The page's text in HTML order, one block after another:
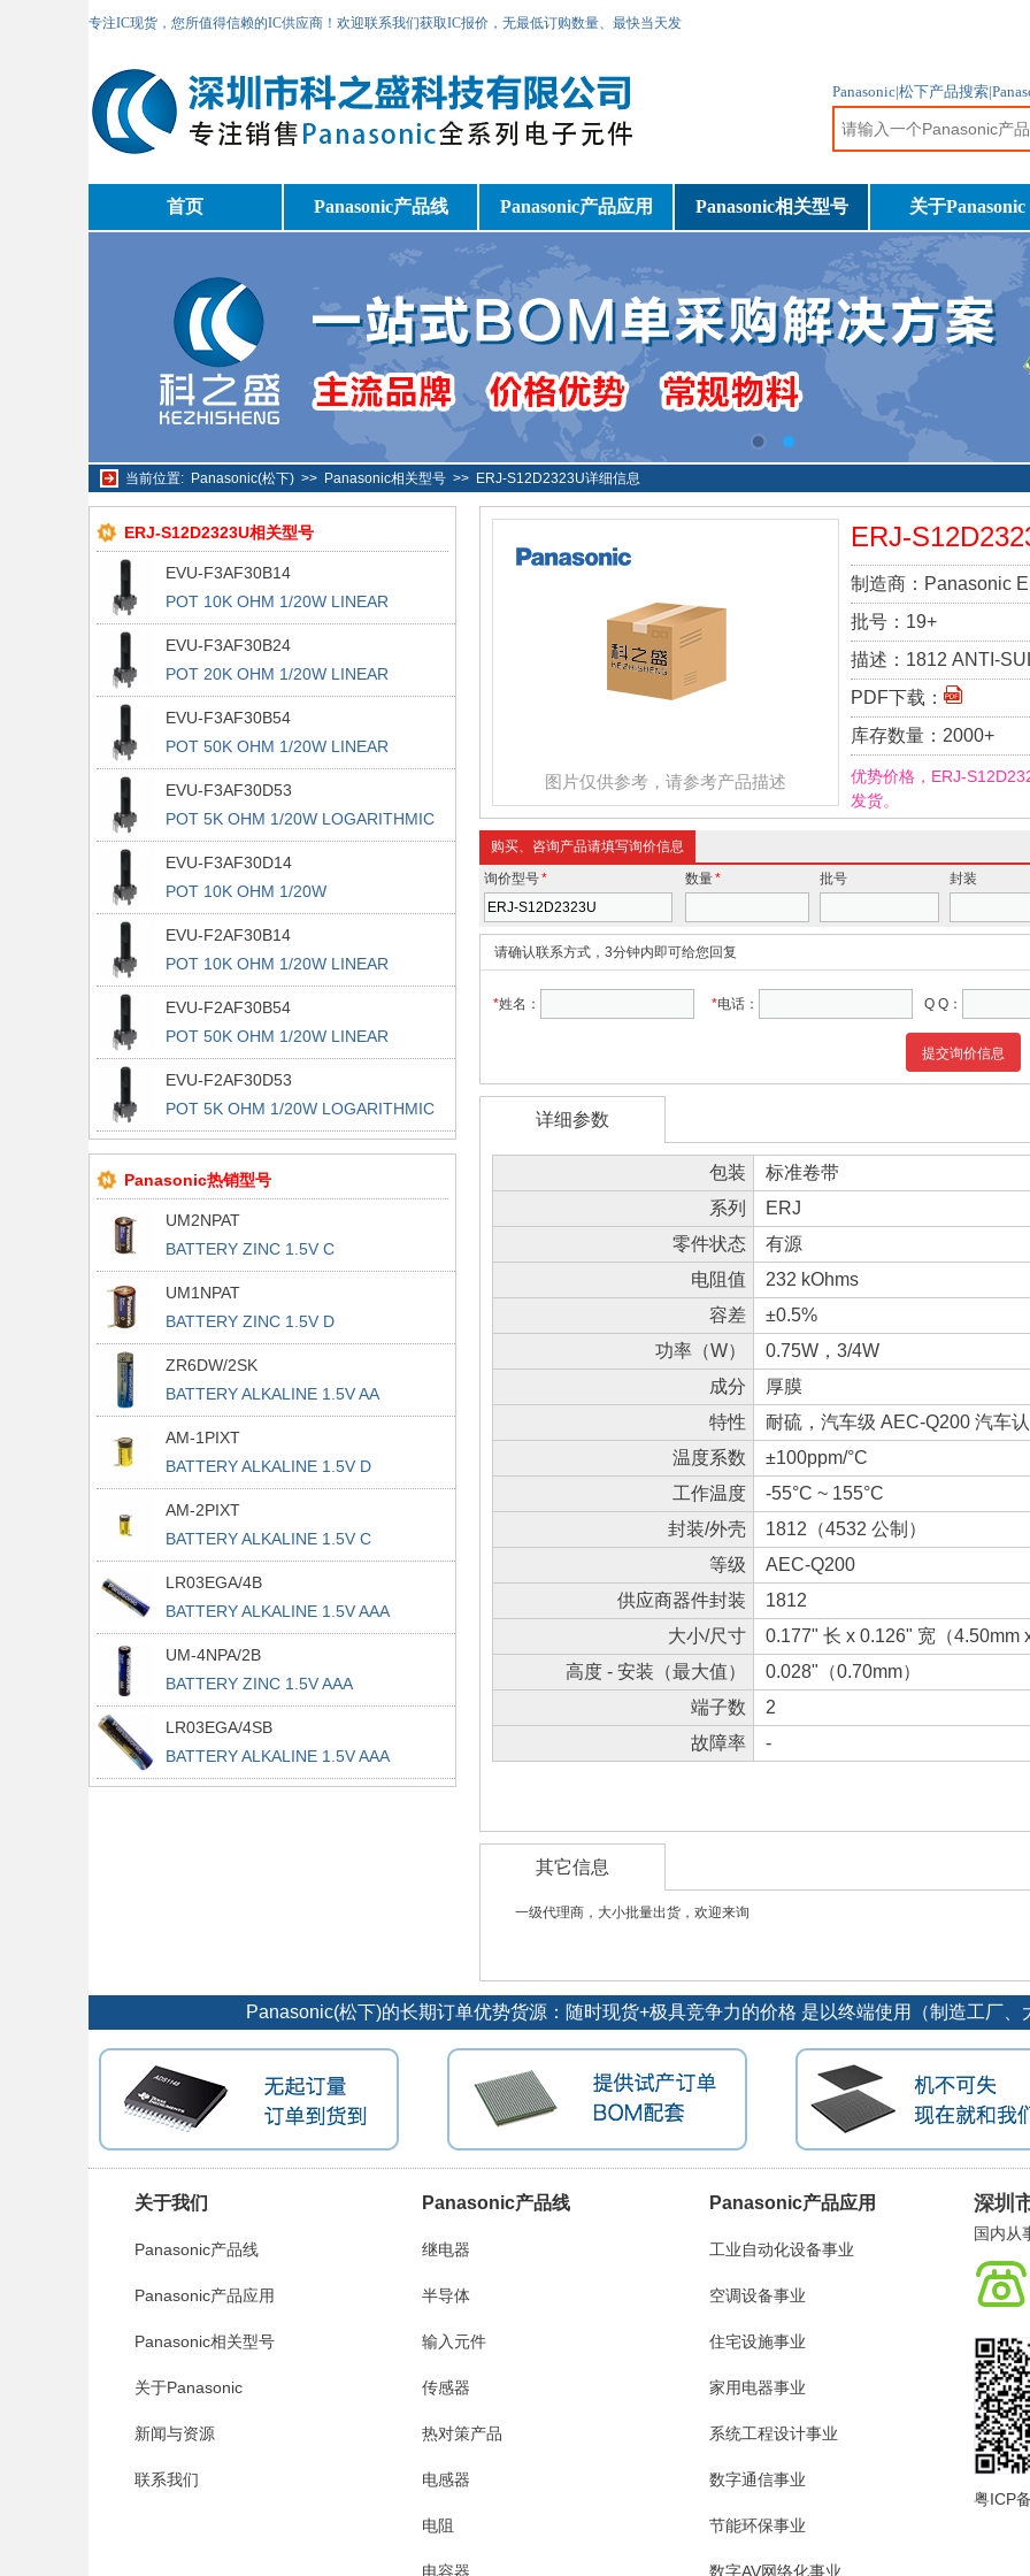
专注IC现货，您所值得信赖的IC供应商！欢迎联系我们获取IC报价，无最低订购数量、最快当天发
Panasonic|松下产品搜索
首页 Panasonic产品线 Panasonic产品应用 Panasonic相关型号 关于Panasonic
当前位置: Panasonic(松下) >> Panasonic相关型号 >> ERJ-S12D2323U详细信息
ERJ-S12D2323U相关型号
EVU-F3AF30B14
POT 10K OHM 1/20W LINEAR
EVU-F3AF30B24
POT 20K OHM 1/20W LINEAR
EVU-F3AF30B54
POT 50K OHM 1/20W LINEAR
EVU-F3AF30D53
POT 5K OHM 1/20W LOGARITHMIC
EVU-F3AF30D14
POT 10K OHM 1/20W
LOGARITHMIC
EVU-F2AF30B14
POT 10K OHM 1/20W LINEAR
EVU-F2AF30B54
POT 50K OHM 1/20W LINEAR
EVU-F2AF30D53
POT 5K OHM 1/20W LOGARITHMIC
Panasonic热销型号
UM2NPAT
BATTERY ZINC 1.5V C
UM1NPAT
BATTERY ZINC 1.5V D
ZR6DW/2SK
BATTERY ALKALINE 1.5V AA
AM-1PIXT
BATTERY ALKALINE 1.5V D
AM-2PIXT
BATTERY ALKALINE 1.5V C
LR03EGA/4B
BATTERY ALKALINE 1.5V AAA
UM-4NPA/2B
BATTERY ZINC 1.5V AAA
LR03EGA/4SB
BATTERY ALKALINE 1.5V AAA
图片仅供参考，请参考产品描述
ERJ-
制造商： Panasonic
批号： 19+
描述： 1812 ANTI-
PDF下载：
库存数量： 2000+
优势价格，ERJ-
发货。
购买、咨询产品请填写询价信息
询价型号* 数量* 批号 封装
请确认联系方式，3分钟内即可给您回复
*姓名： *电话： Q Q：
提交询价信息
详细参数
包装
标准卷带
系列
ERJ
零件状态
有源
电阻值
232 kOhms
容差
±0.5%
功率（W）
0.75W，3/4W
成分
厚膜
特性
耐硫，汽车级 AEC-Q200 汽车
温度系数
±100ppm/°C
工作温度
-55°C ~ 155°C
封装/外壳
1812（4532 公制）
等级
AEC-Q200
供应商器件封装
1812
大小/尺寸
0.177" 长 x 0.126" 宽（4.50mm
高度 - 安装（最大值）
0.028"（0.70mm）
端子数
2
故障率
-
其它信息
一级代理商，大小批量出货，欢迎来询
Panasonic(松下)的长期订单优势货源：随时现货+极具竞争力的价格 是以终端使用（制造工厂
关于我们
Panasonic产品线
Panasonic产品应用
Panasonic相关型号
关于Panasonic
新闻与资源
联系我们
Panasonic产品线
继电器
半导体
输入元件
传感器
热对策产品
电感器
电阻
电容器
Panasonic产品应用
工业自动化设备事业
空调设备事业
住宅设施事业
家用电器事业
系统工程设计事业
数字通信事业
节能环保事业
数字AV网络化事业
深圳
国内从
粤ICP